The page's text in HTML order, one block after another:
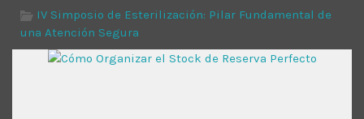
IV Simposio de Esterilización: Pilar Fundamental de
una Atención Segura